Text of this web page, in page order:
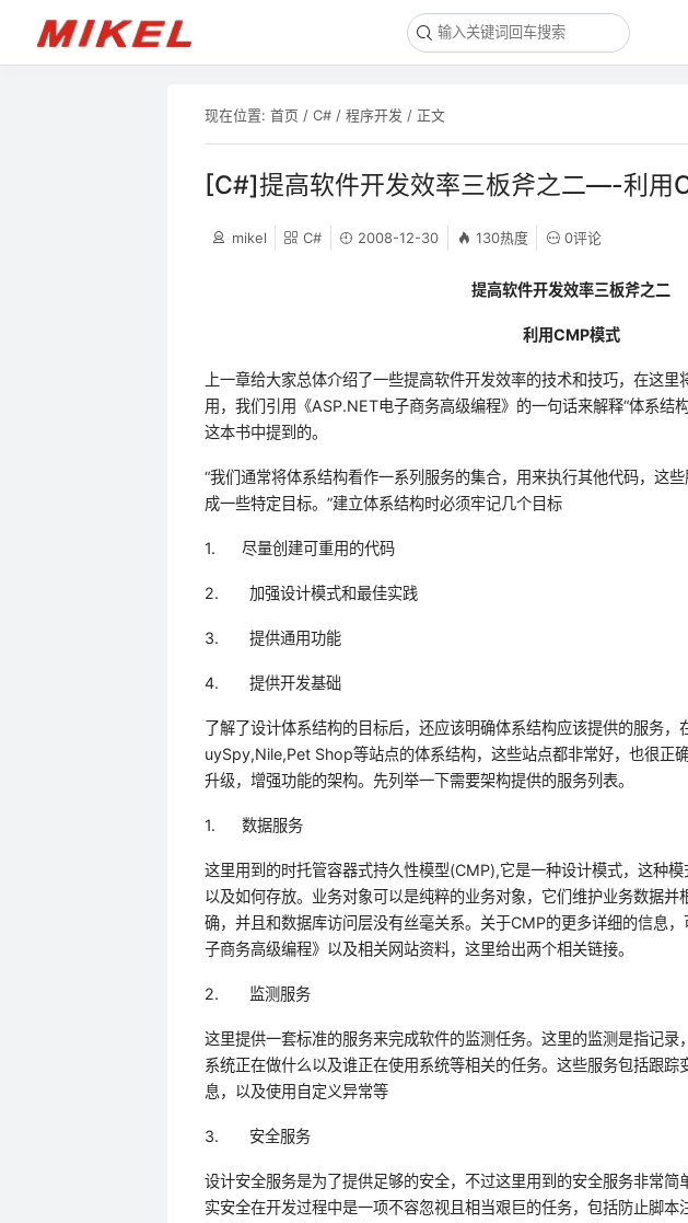
现在位置: 首页 / C#/ 程序开发 / 正文
[C#]提高软件开发效率三板斧之二—-利用
mikel C# 2008-12-30 130热度 0评论
提高软件开发效率三板斧之二
利用CMP模式
上一章给大家总体介绍了一些提高软件开发效率的技术和技巧，在这
用，我们引用《ASP.NET电子商务高级编程》的一句话来解释“体系结
这本书中提到的。
“我们通常将体系结构看作一系列服务的集合，用来执行其他代码，这
成一些特定目标。”建立体系结构时必须牢记几个目标
1. 尽量创建可重用的代码
2. 加强设计模式和最佳实践
3. 提供通用功能
4. 提供开发基础
了解了设计体系结构的目标后，还应该明确体系结构应该提供的服务
uySpy,Nile,PetShop等站点的体系结构，这些站点都非常好，也很正
升级，增强功能的架构。先列举一下需要架构提供的服务列表。
1. 数据服务
这里用到的时托管容器式持久性模型(CMP),它是一种设计模式，这种模
以及如何存放。业务对象可以是纯粹的业务对象，它们维护业务数据并
确，并且和数据库访问层没有丝毫关系。关于CMP的更多详细的信息
子商务高级编程》以及相关网站资料，这里给出两个相关链接。
2. 监测服务
这里提供一套标准的服务来完成软件的监测任务。这里的监测是指记录
系统正在做什么以及谁正在使用系统等相关的任务。这些服务包括跟
息，以及使用自定义异常等
3. 安全服务
设计安全服务是为了提供足够的安全，不过这里用到的安全服务非常简
实安全在开发过程中是一项不容忽视且相当艰巨的任务，包括防止脚本